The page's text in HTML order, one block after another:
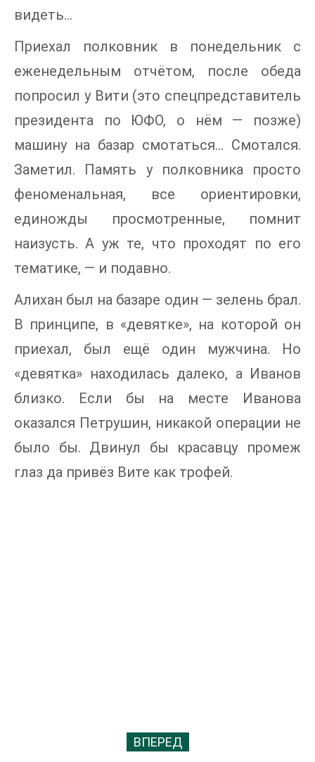
видеть...
Приехал полковник в понедельник с
еженедельным отчётом, после обеда
попросил у Вити (это спецпредставитель
президента по ЮФО, о нём — позже)
машину на базар смотаться... Смотался.
Заметил. Память у полковника просто
феноменальная, все ориентировки,
единожды просмотренные, помнит
наизусть. А уж те, что проходят по его
тематике, — и подавно.
Алихан был на базаре один — зелень брал.
В принципе, в «девятке», на которой он
приехал, был ещё один мужчина. Но
«девятка» находилась далеко, а Иванов
близко. Если бы на месте Иванова
оказался Петрушин, никакой операции не
было бы. Двинул бы красавцу промеж
глаз да привёз Вите как трофей.
ВПЕРЕД